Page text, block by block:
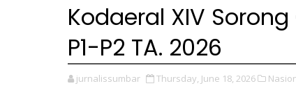
Kodaeral XIV
P1-P2 TA. 2026
jurnalissumbar Thursday, June 18, 2026